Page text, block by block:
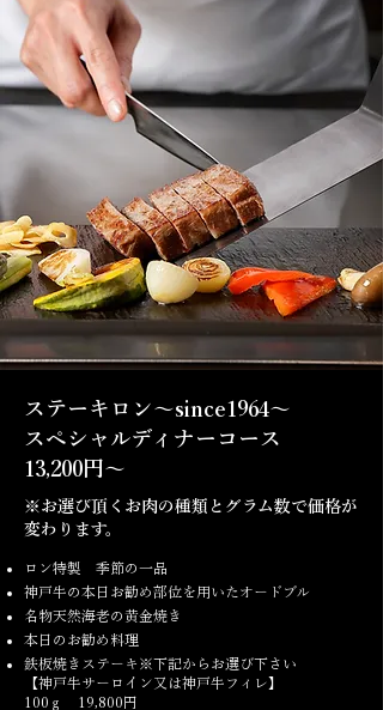
ステーキロン～since1964～
スペシャルディナーコース
13,200円～
※お選び頂くお肉の種類とグラム数で価格が
変わります。
ロン特製 季節の一品
神戸牛の本日お勧め部位を用いたオードブル
名物天然海老の黄金焼き
本日のお勧め料理
鉄板焼きステーキ※下記からお選び下さい
【神戸牛サーロイン又は神戸牛フィレ】
100ｇ 19,800円